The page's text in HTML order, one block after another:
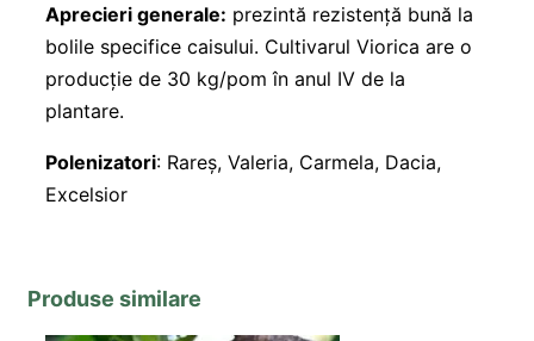
Aprecieri generale: prezintă rezistență bună la
bolile specifice caisului. Cultivarul Viorica are o
producție de 30 kg/pom în anul IV de la
plantare.
Polenizatori: Rareș, Valeria, Carmela, Dacia,
Excelsior
Produse similare